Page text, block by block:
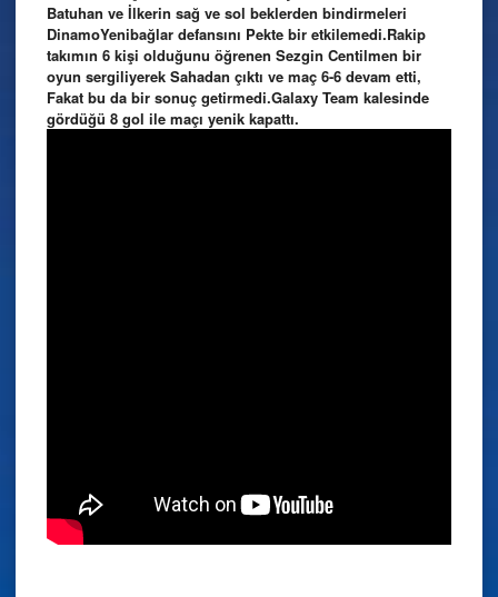
Batuhan ve İlkerin sağ ve sol beklerden bindirmeleri
DinamoYenibağlar defansını Pekte bir etkilemedi.Rakip
takımın 6 kişi olduğunu öğrenen Sezgin Centilmen bir
oyun sergiliyerek Sahadan çıktı ve maç 6-6 devam etti,
Fakat bu da bir sonuç getirmedi.Galaxy Team kalesinde
gördüğü 8 gol ile maçı yenik kapattı.